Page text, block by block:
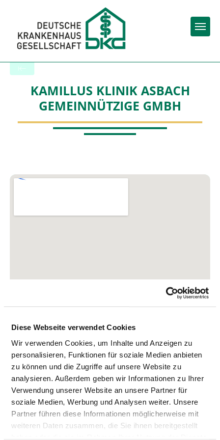
Diese Webseite verwendet Cookies
Wir verwenden Cookies, um Inhalte und Anzeigen zu
personalisieren, Funktionen für soziale Medien anbieten
zu können und die Zugriffe auf unsere Website zu
analysieren. Außerdem geben wir Informationen zu Ihrer
Verwendung unserer Website an unsere Partner für
soziale Medien, Werbung und Analysen weiter. Unsere
Partner führen diese Informationen möglicherweise mit
weiteren Daten zusammen, die Sie ihnen bereitgestellt
KAMILLUS KLINIK ASBACH
GEMEINNÜTZIGE GMBH
Hospitalstraße 6
53567 Asbach
Phone:02683-590
Mail:ed.kinilk-sullimak@ofni